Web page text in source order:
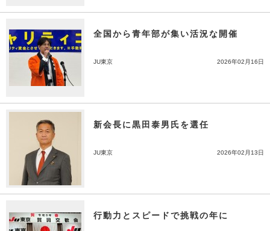
全国から青年部が集い活況な開催
JU東京 2026年02月16日
新会長に黒田泰男氏を選任
JU東京 2026年02月13日
行動力とスピードで挑戦の年に